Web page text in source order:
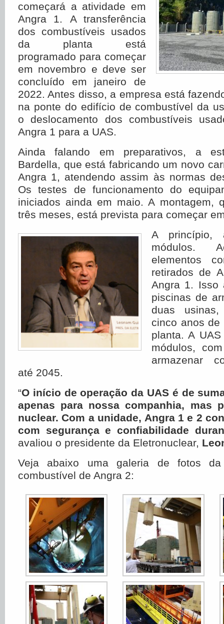
começará a atividade em
Angra 1. A transferência
dos combustíveis usados
da planta está
programado para começar
em novembro e deve ser
concluído em janeiro de
2022. Antes disso, a empresa está
na ponte do edifício de combustível da
o deslocamento dos combustíveis
Angra 1 para a UAS.
Ainda falando em preparativos, a
Bardella, que está fabricando um novo
Angra 1, atendendo assim às normas
Os testes de funcionamento do
iniciados ainda em maio. A montagem,
três meses, está prevista para começar
A
módulos.
elementos
retirados de
Angra 1. Isso
piscinas de
duas
cinco anos de
planta. A
módulos,
armazenar
até 2045.
“O início de operação da UAS é de
apenas para nossa companhia, mas
nuclear. Com a unidade, Angra 1 e 2
com segurança e confiabilidade
avaliou o presidente da Eletronuclear,
Veja abaixo uma galeria de fotos da
combustível de Angra 2: